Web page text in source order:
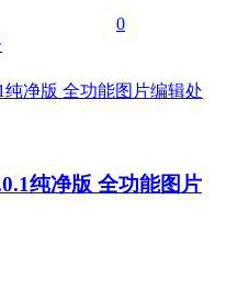
0
纯净版 全功能图片